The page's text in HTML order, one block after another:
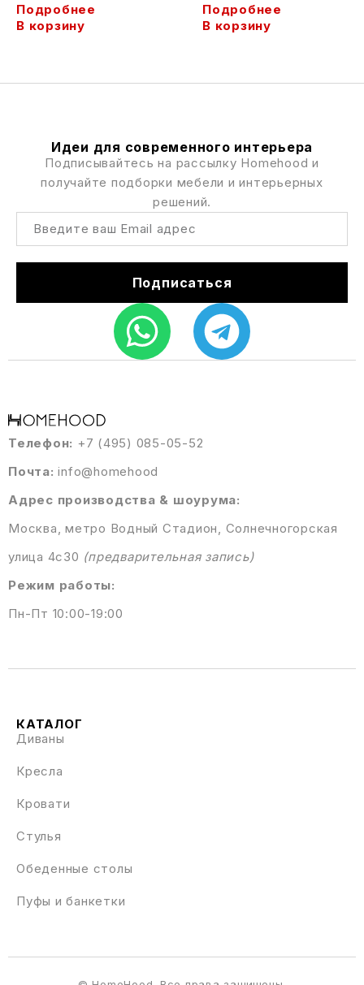
Подробнее
В корзину
Подробнее
В корзину
Телефон: +7 (495) 085-05-52
Почта: info@homehood
Адрес производства & шоурума:
Москва, метро Водный Стадион, Солнечногорская
улица 4с30 (предварительная запись)
Режим работы:
Пн-Пт 10:00-19:00
КАТАЛОГ
Диваны
Кресла
Кровати
Стулья
Обеденные столы
Пуфы и банкетки
Идеи для современного интерьера
Подписывайтесь на рассылку Homehood и
получайте подборки мебели и интерьерных
решений.
Подписаться